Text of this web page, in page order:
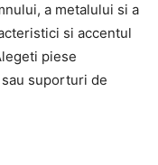
a metalului si a
si accentul
piese
suporturi de